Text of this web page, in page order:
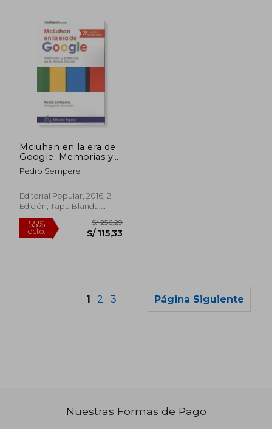
55%
dcto.
S/ 190,15
Mcluhan en la era de
Google: Memorias y
Profecías de la Aldea
Global (Mediapolis)
Pedro Sempere
Editorial Popular, 2016, 2
Edición, Tapa Blanda,
Nuevo
1 2 3 Página Siguiente
Nuestras Formas de Pago